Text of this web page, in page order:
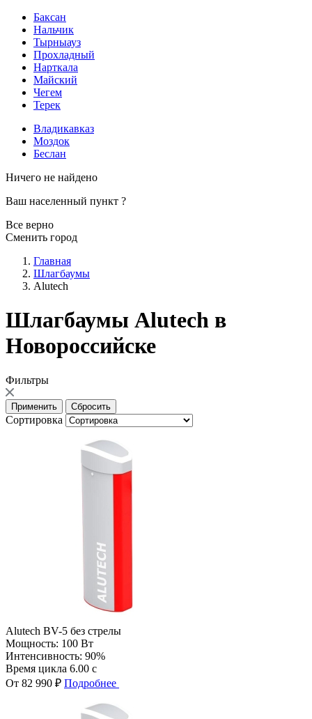
Баксан
Нальчик
Тырныауз
Прохладный
Нарткала
Майский
Чегем
Терек
Владикавказ
Моздок
Беслан
Ничего не найдено
Ваш населенный пункт ?
Все верно
Сменить город
Главная
Шлагбаумы
Alutech
Шлагбаумы Alutech в
Новороссийске
Фильтры
Сортировка
Alutech BV-5 без стрелы
Мощность: 100 Вт
Интенсивность: 90%
Время цикла 6.00 с
От 82 990 ₽ Подробнее